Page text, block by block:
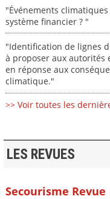
"Événements
système financier ? "
"Identification de lignes
à proposer aux autorités
en réponse aux
climatique."
>> Voir toutes les
LES REVUES
Secourisme Revue